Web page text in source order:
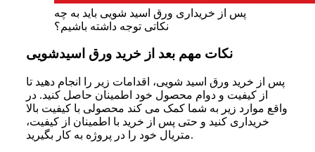
پس از خریداری ورق اسید شویی باید به چه
نکاتی توجه داشته باشیم؟
نکات مهم بعد از خرید ورق اسیدشویی
پس از خرید ورق اسید شویی، اقدامات زیر را انجام دهید تا
از کیفیت و دوام محصول خود اطمینان حاصل کنید. در
واقع موارد زیر به شما کمک می کند محصولی با کیفیت بالا
خریداری کنید و حتی پس از خرید با اطمینان از کیفیت،
متریال خود را در پروژه به کار بگیرید.